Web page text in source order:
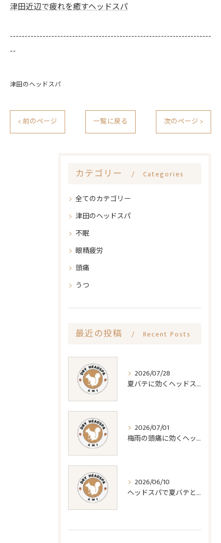
津田近辺で疲れを癒すヘッドスパ
--------------------------------------------------------------------
--
津田のヘッドスパ
< 前のページ 一覧に戻る 次のページ >
カテゴリー Categories
全てのカテゴリー
津田のヘッドスパ
不眠
眼精疲労
頭痛
うつ
最近の投稿 Recent Posts
2026/07/28
夏バテに効くヘッドスパの疲労回復効果
2026/07/01
梅雨の頭痛に効くヘッドスパ対策法
2026/06/10
ヘッドスパで夏バテと睡眠質改善法